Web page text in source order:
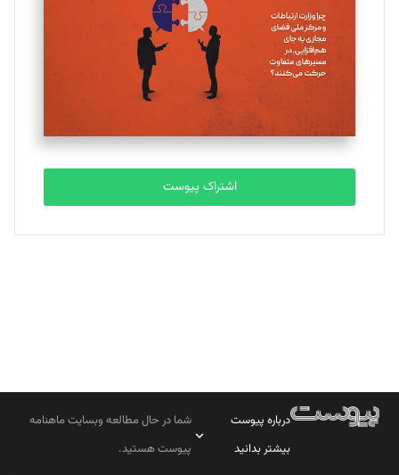
ملینا جعفری
تحریریه
مصطفی مسجدی آرانی
تحریریه
بابک نقاش
تحریریه
اشتراک پیوست
درباره پیوست
بیشتر بدانید
شما در حال مطالعه وبسایت ماهنامه
پیوست هستید.